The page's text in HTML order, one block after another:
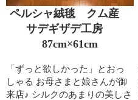
ペルシャ絨毯 クム産
サデギザデ工房
87cm×61cm
「ずっと欲しかった」とおっ
しゃる お母さまと娘さんが御
来店♪ シルクのあまりの美しさ